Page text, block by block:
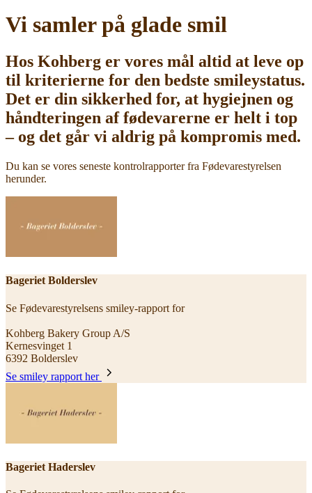
Vi samler på glade smil
Hos Kohberg er vores mål altid at leve op
til kriterierne for den bedste smileystatus.
Det er din sikkerhed for, at hygiejnen og
håndteringen af fødevarerne er helt i top
– og det går vi aldrig på kompromis med.
Du kan se vores seneste kontrolrapporter fra Fødevarestyrelsen
herunder.
Bageriet Bolderslev
Se Fødevarestyrelsens smiley-rapport for
Kohberg Bakery Group A/S
Kernesvinget 1
6392 Bolderslev
Se smiley rapport her
Bageriet Haderslev